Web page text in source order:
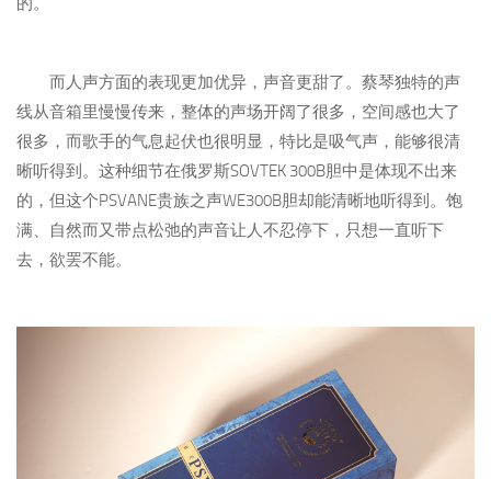
而人声方面的表现更加优异，声音更甜了。蔡琴独特的声
线从音箱里慢慢传来，整体的声场开阔了很多，空间感也大了
很多，而歌手的气息起伏也很明显，特比是吸气声，能够很清
晰听得到。这种细节在俄罗斯SOVTEK 300B胆中是体现不出来
的，但这个PSVANE贵族之声WE300B胆却能清晰地听得到。饱
满、自然而又带点松弛的声音让人不忍停下，只想一直听下
去，欲罢不能。